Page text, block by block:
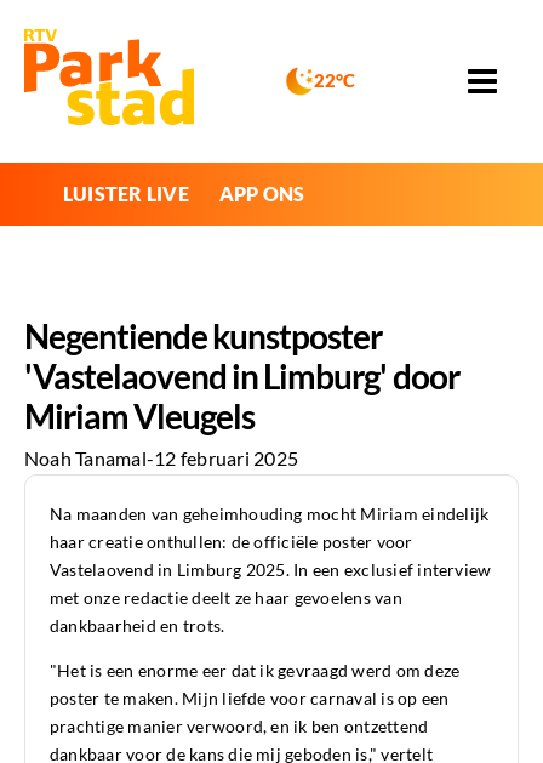
22°C
LUISTER LIVE APP ONS
Negentiende kunstposter
'Vastelaovend in Limburg' door
Miriam Vleugels
Noah Tanamal-12 februari 2025
Na maanden van geheimhouding mocht Miriam eindelijk
haar creatie onthullen: de officiële poster voor
Vastelaovend in Limburg 2025. In een exclusief interview
met onze redactie deelt ze haar gevoelens van
dankbaarheid en trots.
"Het is een enorme eer dat ik gevraagd werd om deze
poster te maken. Mijn liefde voor carnaval is op een
prachtige manier verwoord, en ik ben ontzettend
dankbaar voor de kans die mij geboden is," vertelt